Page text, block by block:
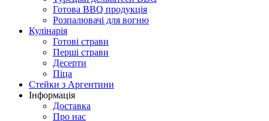
Готова BBQ продукція
Розпалювачі для вогню
Кулінарія
Готові страви
Перші страви
Десерти
Піца
Стейки з Аргентини
Інформація
Доставка
Про нас